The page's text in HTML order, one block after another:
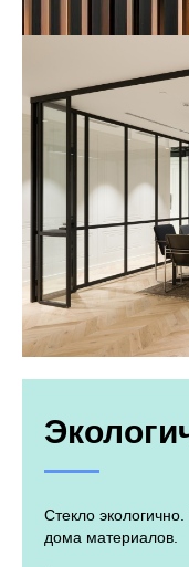
Стекло
дома материалов.